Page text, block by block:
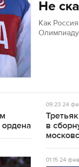
Не
Как
09:23 24
в
01:1524